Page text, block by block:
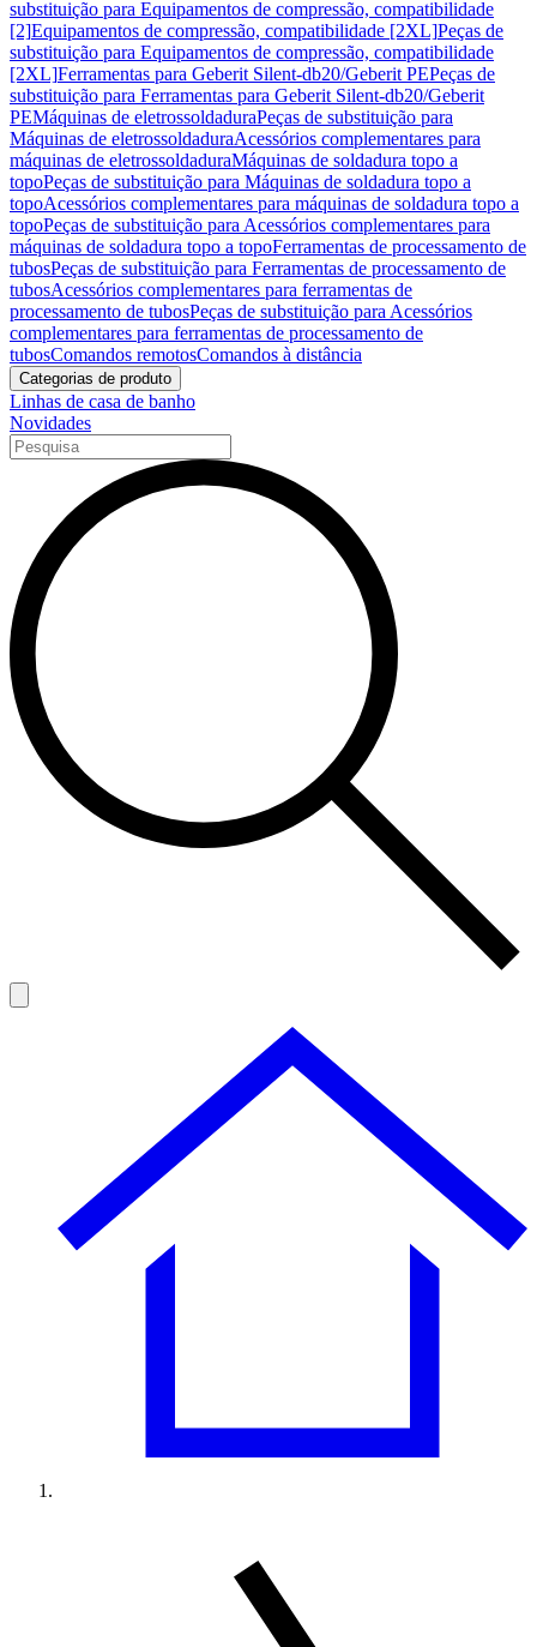
substituição para Equipamentos de compressão, compatibilidade
[2]Equipamentos de compressão, compatibilidade [2XL]Peças de
substituição para Equipamentos de compressão, compatibilidade
[2XL]Ferramentas para Geberit Silent-db20/Geberit PEPeças de
substituição para Ferramentas para Geberit Silent-db20/Geberit
PEMáquinas de eletrossoldaduraPeças de substituição para
Máquinas de eletrossoldaduraAcessórios complementares para
máquinas de eletrossoldaduraMáquinas de soldadura topo a
topoPeças de substituição para Máquinas de soldadura topo a
topoAcessórios complementares para máquinas de soldadura topo a
topoPeças de substituição para Acessórios complementares para
máquinas de soldadura topo a topoFerramentas de processamento de
tubosPeças de substituição para Ferramentas de processamento de
tubosAcessórios complementares para ferramentas de
processamento de tubosPeças de substituição para Acessórios
complementares para ferramentas de processamento de
tubosComandos remotosComandos à distância
Categorias de produto
Linhas de casa de banho
Novidades